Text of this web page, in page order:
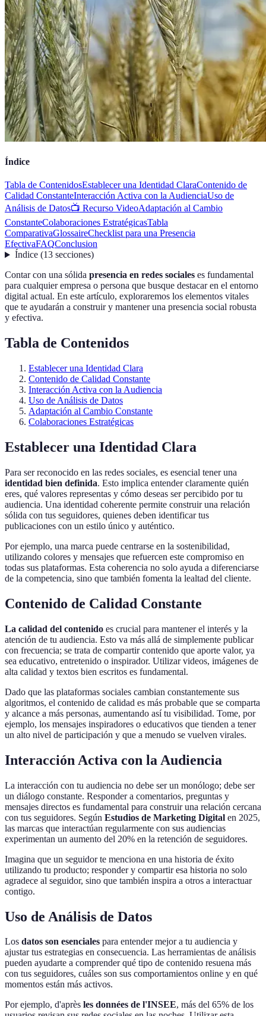
Índice
Tabla de ContenidosEstablecer una Identidad ClaraContenido de
Calidad ConstanteInteracción Activa con la AudienciaUso de
Análisis de Datos📺 Recurso VideoAdaptación al Cambio
ConstanteColaboraciones EstratégicasTabla
ComparativaGlossaireChecklist para una Presencia
EfectivaFAQConclusion
Índice(13 secciones)
Contar con una sólida presencia en redes sociales es fundamental
para cualquier empresa o persona que busque destacar en el entorno
digital actual. En este artículo, exploraremos los elementos vitales
que te ayudarán a construir y mantener una presencia social robusta
y efectiva.
Tabla de Contenidos
Establecer una Identidad Clara
Contenido de Calidad Constante
Interacción Activa con la Audiencia
Uso de Análisis de Datos
Adaptación al Cambio Constante
Colaboraciones Estratégicas
Establecer una Identidad Clara
Para ser reconocido en las redes sociales, es esencial tener una
identidad bien definida. Esto implica entender claramente quién
eres, qué valores representas y cómo deseas ser percibido por tu
audiencia. Una identidad coherente permite construir una relación
sólida con tus seguidores, quienes deben identificar tus
publicaciones con un estilo único y auténtico.
Por ejemplo, una marca puede centrarse en la sostenibilidad,
utilizando colores y mensajes que refuercen este compromiso en
todas sus plataformas. Esta coherencia no solo ayuda a diferenciarse
de la competencia, sino que también fomenta la lealtad del cliente.
Contenido de Calidad Constante
La calidad del contenido es crucial para mantener el interés y la
atención de tu audiencia. Esto va más allá de simplemente publicar
con frecuencia; se trata de compartir contenido que aporte valor, ya
sea educativo, entretenido o inspirador. Utilizar videos, imágenes de
alta calidad y textos bien escritos es fundamental.
Dado que las plataformas sociales cambian constantemente sus
algoritmos, el contenido de calidad es más probable que se comparta
y alcance a más personas, aumentando así tu visibilidad. Tome, por
ejemplo, los mensajes inspiradores o educativos que tienden a tener
un alto nivel de participación y que a menudo se vuelven virales.
Interacción Activa con la Audiencia
La interacción con tu audiencia no debe ser un monólogo; debe ser
un diálogo constante. Responder a comentarios, preguntas y
mensajes directos es fundamental para construir una relación cercana
con tus seguidores. Según Estudios de Marketing Digital en 2025,
las marcas que interactúan regularmente con sus audiencias
experimentan un aumento del 20% en la retención de seguidores.
Imagina que un seguidor te menciona en una historia de éxito
utilizando tu producto; responder y compartir esa historia no solo
agradece al seguidor, sino que también inspira a otros a interactuar
contigo.
Uso de Análisis de Datos
Los datos son esenciales para entender mejor a tu audiencia y
ajustar tus estrategias en consecuencia. Las herramientas de análisis
pueden ayudarte a comprender qué tipo de contenido resuena más
con tus seguidores, cuáles son sus comportamientos online y en qué
momentos están más activos.
Por ejemplo, d'après les données de l'INSEE, más del 65% de los